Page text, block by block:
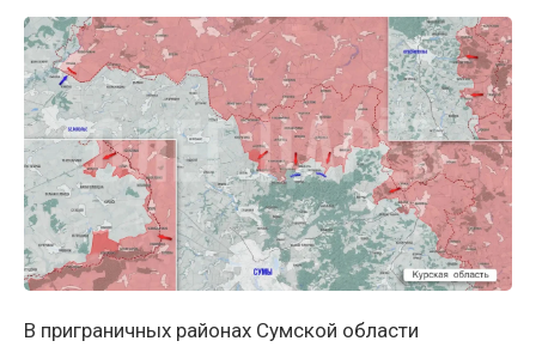
В приграничных районах Сумской области